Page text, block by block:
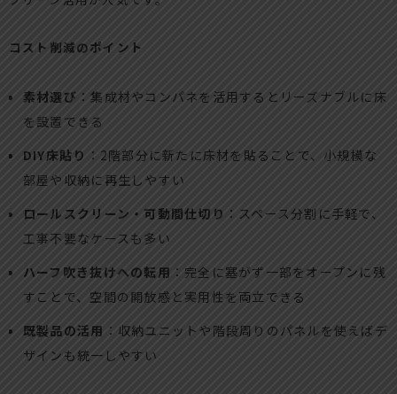
コスト削減のポイント
素材選び ：集成材やコンパネを活用するとリーズナブルに床
を設置できる
DIY床貼り ：2階部分に新たに床材を貼ることで、小規模な
部屋や収納に再生しやすい
ロールスクリーン・可動間仕切り ：スペース分割に手軽で、
工事不要なケースも多い
ハーフ吹き抜けへの転用 ：完全に塞がず一部をオープンに残
すことで、空間の開放感と実用性を両立できる
既製品の活用 ：収納ユニットや階段周りのパネルを使えばデ
ザインも統一しやすい